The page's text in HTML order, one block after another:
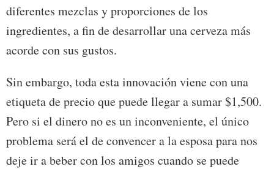
diferentes mezclas y proporciones de los
ingredientes, a fin de desarrollar una cerveza más
acorde con sus gustos.
Sin embargo, toda esta innovación viene con una
etiqueta de precio que puede llegar a sumar $1,500.
Pero si el dinero no es un inconveniente, el único
problema será el de convencer a la esposa para nos
deje ir a beber con los amigos cuando se puede